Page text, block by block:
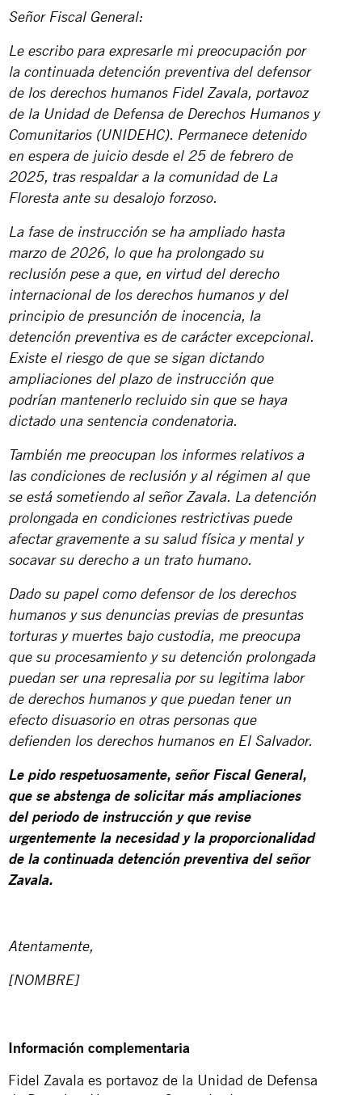
Señor Fiscal General:
Le escribo para expresarle mi preocupación por
la continuada detención preventiva del defensor
de los derechos humanos Fidel Zavala, portavoz
de la Unidad de Defensa de Derechos Humanos y
Comunitarios (UNIDEHC). Permanece detenido
en espera de juicio desde el 25 de febrero de
2025, tras respaldar a la comunidad de La
Floresta ante su desalojo forzoso.
La fase de instrucción se ha ampliado hasta
marzo de 2026, lo que ha prolongado su
reclusión pese a que, en virtud del derecho
internacional de los derechos humanos y del
principio de presunción de inocencia, la
detención preventiva es de carácter excepcional.
Existe el riesgo de que se sigan dictando
ampliaciones del plazo de instrucción que
podrían mantenerlo recluido sin que se haya
dictado una sentencia condenatoria.
También me preocupan los informes relativos a
las condiciones de reclusión y al régimen al que
se está sometiendo al señor Zavala. La detención
prolongada en condiciones restrictivas puede
afectar gravemente a su salud física y mental y
socavar su derecho a un trato humano.
Dado su papel como defensor de los derechos
humanos y sus denuncias previas de presuntas
torturas y muertes bajo custodia, me preocupa
que su procesamiento y su detención prolongada
puedan ser una represalia por su legitima labor
de derechos humanos y que puedan tener un
efecto disuasorio en otras personas que
defienden los derechos humanos en El Salvador.
Le pido respetuosamente, señor Fiscal General,
que se abstenga de solicitar más ampliaciones
del periodo de instrucción y que revise
urgentemente la necesidad y la proporcionalidad
de la continuada detención preventiva del señor
Zavala.
Atentamente,
[NOMBRE]
Información complementaria
Fidel Zavala es portavoz de la Unidad de Defensa